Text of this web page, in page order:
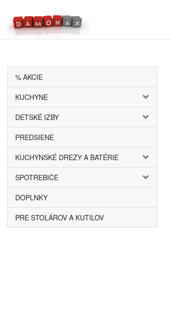
% AKCIE
KUCHYNE
DETSKÉ IZBY
PREDSIENE
KUCHYNSKÉ DREZY A BATÉRIE
SPOTREBIČE
DOPLNKY
PRE STOLÁROV A KUTILOV